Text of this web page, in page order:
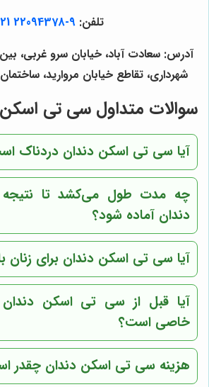
تلفن:9-22094378 021
آدرس: سعادت آباد، خیابان سرو غربی،
شهرداری، تقاطع خیابان مروارید،
سوالات متداول سی تی
آیا سی تی اسکن دندان دردناک
چه مدت طول می‌کشد تا
دندان آماده شود؟
آیا سی تی اسکن دندان برای زنان
آیا قبل از سی تی اسکن دندان
خاصی است؟
هزینه سی تی اسکن دندان چقدر